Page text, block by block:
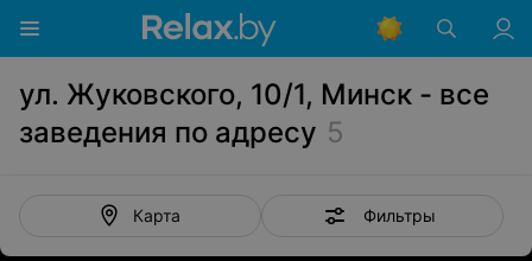
ул. Жуковского, 10/1, Минск - все
заведения по адресу 5
Карта Фильтры